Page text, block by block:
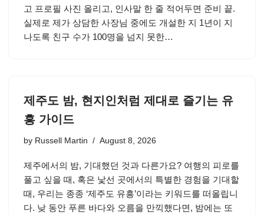
고 프로필 사진 올리고, 인사말 한 줄 적어두면 준비 끝.
실제로 제가 상담한 사장님 중에도 개설한 지 1년이 지
나도록 친구 수가 100명을 넘지 못한…
제주도 밤, 현지인처럼 제대로 즐기는 유
흥 가이드
by Russell Martin August 8, 2026
제주에서의 밤, 기대했던 것과 다른가요? 여행의 피로를
풀고 싶을 때, 혹은 낯선 곳에서의 특별한 경험을 기대할
때, 우리는 종종 ‘제주도 유흥’이라는 키워드를 떠올립니
다. 낮 동안 푸른 바다와 오름을 만끽했다면, 밤에는 또